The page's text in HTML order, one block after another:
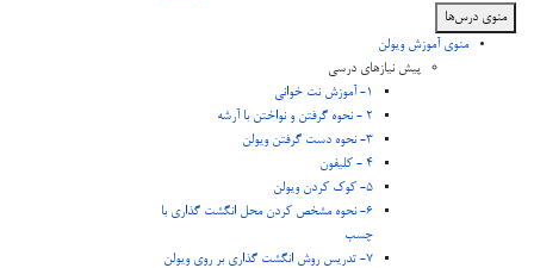
منوی درس‌ها
منوی آموزش ویولن
پیش نیازهای درسی
1- آموزش نت خوانی
2 - نحوه گرفتن و نواختن با آرشه
3- نحوه دست گرفتن ویولن
4 - کلیفون
5- کوک کردن ویولن
6- نحوه مشخص کردن محل انگشت گذاری با
چسب
7- تدریس روش انگشت گذاری بر روی ویولن